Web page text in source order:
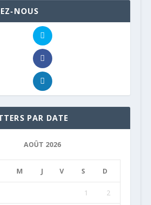
NOUS
PAR DATE
AOÛT 2026
M J V S D
1 2